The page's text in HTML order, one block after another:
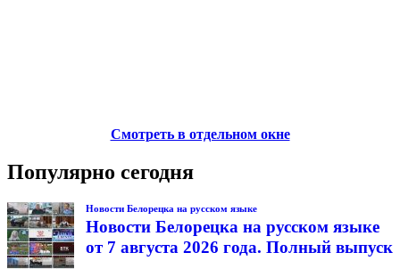
Смотреть в отдельном окне
Популярно сегодня
Новости Белорецка на русском языке
Новости Белорецка на русском языке
от 7 августа 2026 года. Полный выпуск